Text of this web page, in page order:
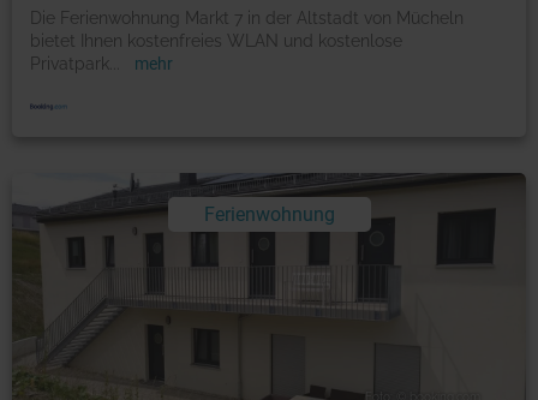
Die Ferienwohnung Markt 7 in der Altstadt von Mücheln
bietet Ihnen kostenfreies WLAN und kostenlose
Privatpark
mehr
Ferienwohnung